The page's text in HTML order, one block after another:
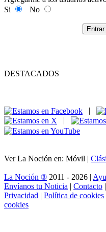
Si
No
DESTACADOS
|
|
Ver La Noción en: Móvil |
La Noción ® 2011 - 2026 |
Envíanos tu Noticia | Contacto |
Privacidad | Política de cookies
cookies